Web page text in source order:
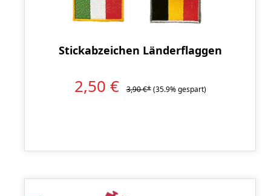
Stickabzeichen Länderflaggen
2,50 € 3,90 €* (35.9% gespart)